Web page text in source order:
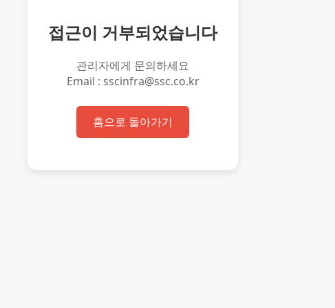
접근이 거부되었습니다
관리자에게 문의하세요
Email : sscinfra@ssc.co.kr
홈으로 돌아가기